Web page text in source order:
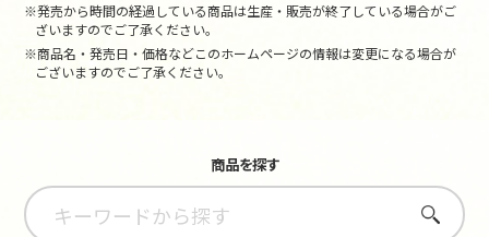
※発売から時間の経過している商品は生産・販売が終了している場合がご
ざいますのでご了承ください。
※商品名・発売日・価格などこのホームページの情報は変更になる場合が
ございますのでご了承ください。
商品を探す
さがす